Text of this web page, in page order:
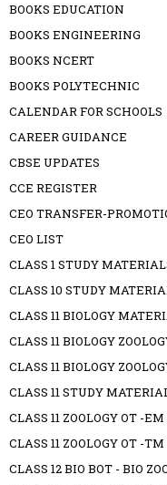
BOOKS EDUCATION
BOOKS ENGINEERING
BOOKS NCERT
BOOKS POLYTECHNIC
CALENDAR FOR SCHOOLS
CAREER GUIDANCE
CBSE UPDATES
CCE REGISTER
CEO TRANSFER-
CEO LIST
CLASS 1 STUDY
CLASS 10 STUDY
CLASS 11 BIOLOGY
CLASS 11 BIOLOGY
CLASS 11 BIOLOGY
CLASS 11 STUDY
CLASS 11 ZOOLOGY OT -EM
CLASS 11 ZOOLOGY OT -TM
CLASS 12 BIO BOT - BIO